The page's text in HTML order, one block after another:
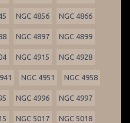
NGC 4856 NGC 4866
NGC 4897 NGC 4899
NGC 4915 NGC 4928
NGC 4951 NGC 4958
NGC 4996 NGC 4997
NGC 5017 NGC 5018